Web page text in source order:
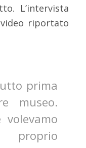
L’intervista
riportato
prima
museo.